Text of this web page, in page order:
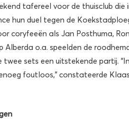
tafereel voor de thuisclub die
hun duel tegen de
coryfeeën als Jan Posthuma,
Alberda o.a. speelden de
twee sets een uitstekende partij.
foutloos,” constateerde